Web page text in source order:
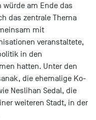
würde am Ende das
das zentrale Thema
mit
veranstaltete,
in den
hatten. Unter den
die ehemalige Ko-
Neslihan Sedal, die
weiteren Stadt, in der